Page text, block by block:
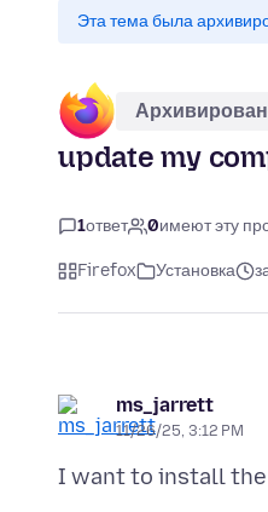
Эта тема была
update my
1ответ 0имеют эту
Firefox Установка
ms_jarrett
11/26/25, 3:12 PM